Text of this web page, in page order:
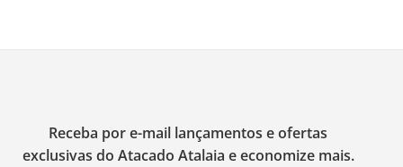
Receba por e-mail lançamentos e ofertas
exclusivas do Atacado Atalaia e economize mais.